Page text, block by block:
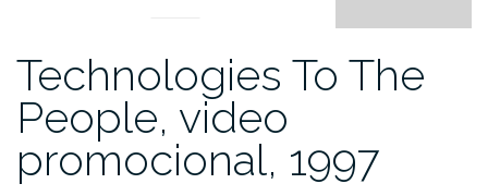
Technologies To The
People, video
promocional, 1997